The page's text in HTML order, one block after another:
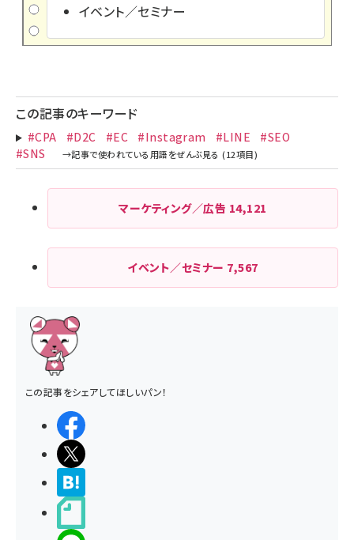
イベント／セミナー
この記事のキーワード
#CPA #D2C #EC #Instagram #LINE
#SEO
#SNS
マーケティング／広告 14,121
イベント／セミナー 7,567
この記事をシェアしてほしいパン！